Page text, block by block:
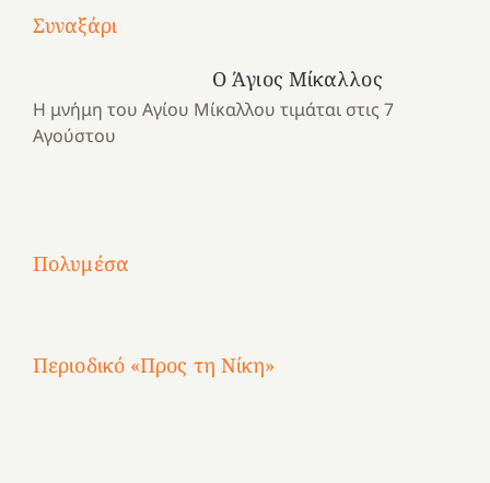
Συναξάρι
Ο Άγιος Μίκαλλος
Η μνήμη του Αγίου Μίκαλλου τιμάται στις 7
Αγούστου
Πολυμέσα
Μια
ένα
καλοκαίρι
Αγωνίστριες
Αθηνών
και
Νοσοκομείο
“Ερυθρός
Αγωνίστριες
Αθηνών
Κατασκηνωτικές
το
Ελληνικό
Αγωνίστριες
Αθηνών
χρόνια
καρτερούμεν»
Περιοδικό «Προς τη Νίκη»